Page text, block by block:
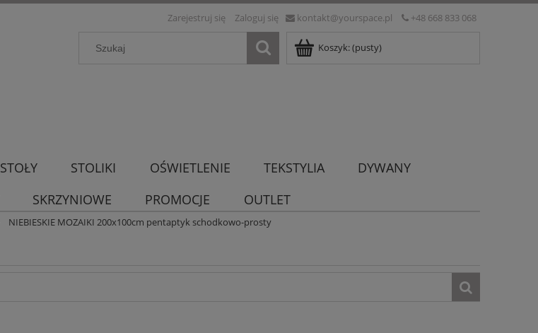
kontakt@yourspace.pl +48 668 833 068
Zarejestruj się Zaloguj się
Koszyk:(pusty)
STOŁY STOLIKI OŚWIETLENIE TEKSTYLIA
DYWANY
SKRZYNIOWE PROMOCJE OUTLET
NIEBIESKIE MOZAIKI 200x100cm pentaptyk schodkowo-prosty